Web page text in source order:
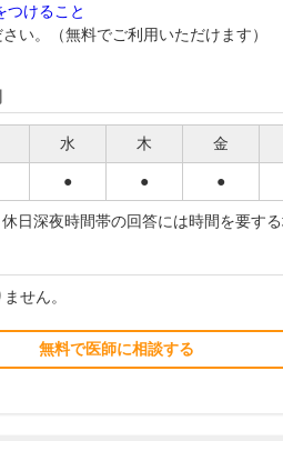
つけること
い。（無料でご利用いただけます）
水 木 金
● ● ●
日深夜時間帯の回答には時間を要する
せん。
無料で医師に相談する